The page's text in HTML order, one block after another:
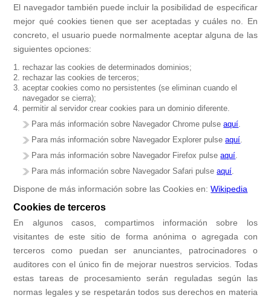
El navegador también puede incluir la posibilidad de especificar
mejor qué cookies tienen que ser aceptadas y cuáles no. En
concreto, el usuario puede normalmente aceptar alguna de las
siguientes opciones:
rechazar las cookies de determinados dominios;
rechazar las cookies de terceros;
aceptar cookies como no persistentes (se eliminan cuando el
navegador se cierra);
permitir al servidor crear cookies para un dominio diferente.
Para más información sobre Navegador Chrome pulseaquí.
Para más información sobre Navegador Explorer pulseaquí.
Para más información sobre Navegador Firefox pulseaquí.
Para más información sobre Navegador Safari pulseaquí.
Dispone de más información sobre las Cookies en:Wikipedia
Cookies de terceros
En algunos casos, compartimos información sobre los
visitantes de este sitio de forma anónima o agregada con
terceros como puedan ser anunciantes, patrocinadores o
auditores con el único fin de mejorar nuestros servicios. Todas
estas tareas de procesamiento serán reguladas según las
normas legales y se respetarán todos sus derechos en materia